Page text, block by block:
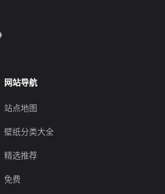
网站导航
站点地图
壁纸分类大全
精选推荐
免费